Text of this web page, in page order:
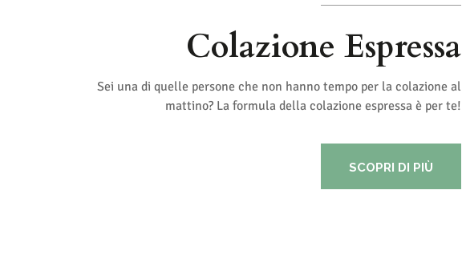
Colazione Espressa
Sei una di quelle persone che non hanno tempo per la colazione al
mattino? La formula della colazione espressa è per te!
SCOPRI DI PIÙ